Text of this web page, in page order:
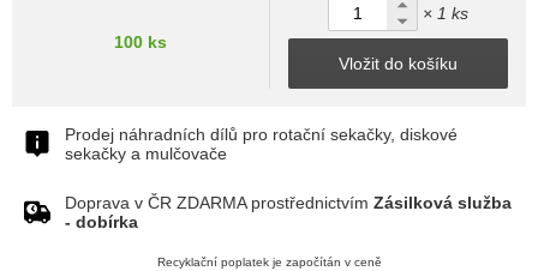
100 ks
× 1 ks
Vložit do košíku
Prodej náhradních dílů pro rotační sekačky, diskové
sekačky a mulčovače
Doprava v ČR ZDARMA prostřednictvím Zásilková služba
- dobírka
Recyklační poplatek je započítán v ceně